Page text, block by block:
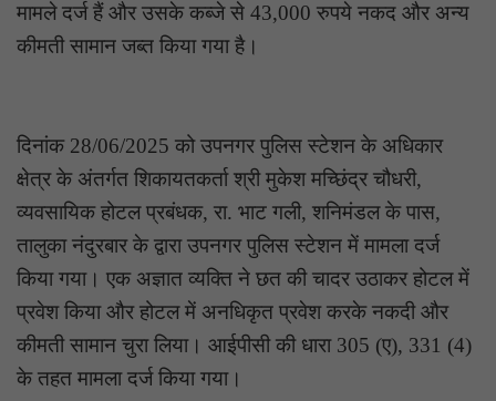
मामले दर्ज हैं और उसके कब्जे से 43,000 रुपये नकद और अन्य
कीमती सामान जब्त किया गया है।
दिनांक 28/06/2025 को उपनगर पुलिस स्टेशन के अधिकार
क्षेत्र के अंतर्गत शिकायतकर्ता श्री मुकेश मच्छिंद्र चौधरी,
व्यवसायिक होटल प्रबंधक, रा. भाट गली, शनिमंडल के पास,
तालुका नंदुरबार के द्वारा उपनगर पुलिस स्टेशन में मामला दर्ज
किया गया। एक अज्ञात व्यक्ति ने छत की चादर उठाकर होटल में
प्रवेश किया और होटल में अनधिकृत प्रवेश करके नकदी और
कीमती सामान चुरा लिया। आईपीसी की धारा 305 (ए), 331 (4)
के तहत मामला दर्ज किया गया।